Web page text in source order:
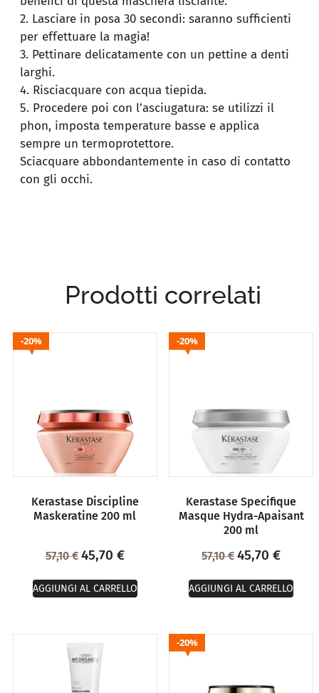
2. Lasciare in posa 30 secondi: saranno sufficienti
per effettuare la magia!
3. Pettinare delicatamente con un pettine a denti
larghi.
4. Risciacquare con acqua tiepida.
5. Procedere poi con l’asciugatura: se utilizzi il
phon, imposta temperature basse e applica
sempre un termoprotettore.
Sciacquare abbondantemente in caso di contatto
con gli occhi.
Prodotti correlati
Kerastase Discipline
Maskeratine 200 ml
57,10€ 45,70 €
AGGIUNGI AL CARRELLO
Kerastase Specifique
Masque Hydra-Apaisant
200 ml
57,10€ 45,70€
AGGIUNGI AL CARRELLO
20% 20%
20%